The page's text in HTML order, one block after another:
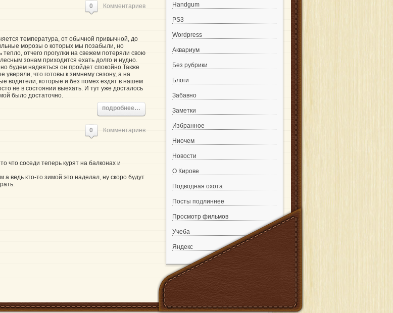
0 Комментариев
температура, от обычной привычной, до
морозы о которых мы позабыли, но
отчего прогулки на свежем потеряли свою
зонам приходится ехать долго и нудно.
будем надеяться он пройдет спокойно.Также
что готовы к зимнему сезону, а на
водители, которые и без помех ездят в нашем
не в состоянии выехать. И тут уже досталось
было достаточно.
подробнее…
0 Комментариев
что соседи теперь курят на балконах и
ведь кто-то зимой это наделал, ну скоро будут
Handgum
PS3
Wordpress
Аквариум
Без рубрики
Блоги
Забавно
Заметки
Избранное
Ниочем
Новости
О Кирове
Подводная охота
Посты подлиннее
Просмотр фильмов
Учеба
Яндекс